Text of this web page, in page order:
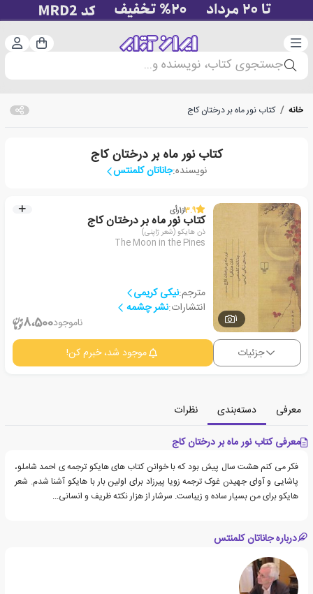
دسته‌بندی سبد
جستجوی کتاب، نویسنده و...
خانه / کتاب نور ماه بر درختان کاج
کتاب نور ماه بر درختان کاج
نویسنده:جاناتان کلمنتس
1
3.9از1رأی
کتاب نور ماه بر درختان کاج
ذن هایکو (شعر ژاپنی)
The Moon in the Pines
مترجم:نیکی کریمی
انتشارات:نشر چشمه
ناموجود8،500
جزئیات موجود شد، خبرم کن!
معرفی دسته‌بندی
نظرات
معرفی کتاب نور ماه بر درختان کاج
فکر می کنم هشت سال پیش بود که با خوانن کتاب های هایکو ترجمه ی احمد شاملو،
پاشایی و آوای جهیدن غوک ترجمه زویا پیرزاد برای اولین بار با هایکو آشنا شدم. شعر
هایکو برای من بسیار ساده و زیباست. سرشار از هزار نکته ظریف و انسانی...
درباره جاناتان کلمنتس